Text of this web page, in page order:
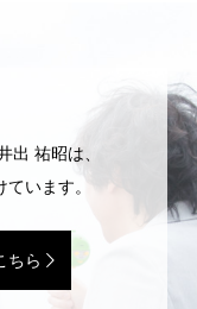
祐昭は、
います。
ちら